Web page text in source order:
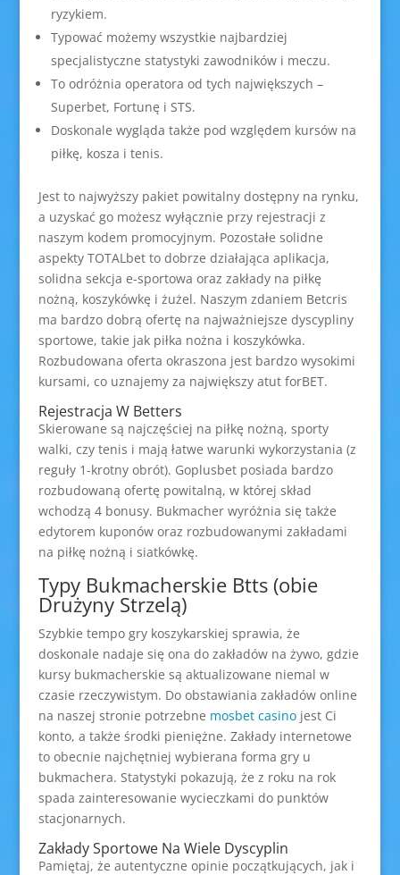
ryzykiem.
Typować możemy wszystkie najbardziej
specjalistyczne statystyki zawodników i meczu.
To odróżnia operatora od tych największych –
Superbet, Fortunę i STS.
Doskonale wygląda także pod względem kursów na
piłkę, kosza i tenis.
Jest to najwyższy pakiet powitalny dostępny na rynku,
a uzyskać go możesz wyłącznie przy rejestracji z
naszym kodem promocyjnym. Pozostałe solidne
aspekty TOTALbet to dobrze działająca aplikacja,
solidna sekcja e-sportowa oraz zakłady na piłkę
nożną, koszykówkę i żużel. Naszym zdaniem Betcris
ma bardzo dobrą ofertę na najważniejsze dyscypliny
sportowe, takie jak piłka nożna i koszykówka.
Rozbudowana oferta okraszona jest bardzo wysokimi
kursami, co uznajemy za największy atut forBET.
Rejestracja W Betters
Skierowane są najczęściej na piłkę nożną, sporty
walki, czy tenis i mają łatwe warunki wykorzystania (z
reguły 1-krotny obrót). Goplusbet posiada bardzo
rozbudowaną ofertę powitalną, w której skład
wchodzą 4 bonusy. Bukmacher wyróżnia się także
edytorem kuponów oraz rozbudowanymi zakładami
na piłkę nożną i siatkówkę.
Typy Bukmacherskie Btts (obie
Drużyny Strzelą)
Szybkie tempo gry koszykarskiej sprawia, że
doskonale nadaje się ona do zakładów na żywo, gdzie
kursy bukmacherskie są aktualizowane niemal w
czasie rzeczywistym. Do obstawiania zakładów online
na naszej stronie potrzebne mosbet casinojest Ci
konto, a także środki pieniężne. Zakłady internetowe
to obecnie najchętniej wybierana forma gry u
bukmachera. Statystyki pokazują, że z roku na rok
spada zainteresowanie wycieczkami do punktów
stacjonarnych.
Zakłady Sportowe Na Wiele Dyscyplin
Pamiętaj, że autentyczne opinie początkujących, jak i